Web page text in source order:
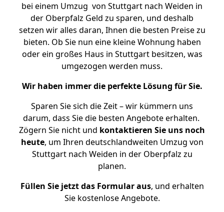
bei einem Umzug von Stuttgart nach Weiden in
der Oberpfalz Geld zu sparen, und deshalb
setzen wir alles daran, Ihnen die besten Preise zu
bieten. Ob Sie nun eine kleine Wohnung haben
oder ein großes Haus in Stuttgart besitzen, was
umgezogen werden muss.
Wir haben immer die perfekte Lösung für Sie.
Sparen Sie sich die Zeit – wir kümmern uns
darum, dass Sie die besten Angebote erhalten.
Zögern Sie nicht und kontaktieren Sie uns noch
heute, um Ihren deutschlandweiten Umzug von
Stuttgart nach Weiden in der Oberpfalz zu
planen.
Füllen Sie jetzt das Formular aus, und erhalten
Sie kostenlose Angebote.